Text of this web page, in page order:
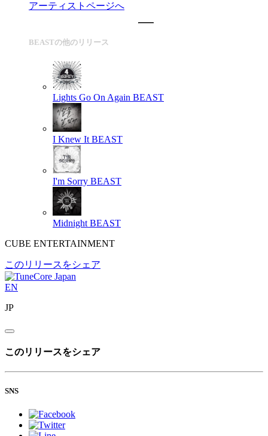
アーティストページへ
BEASTの他のリリース
Lights Go On Again BEAST
I Knew It BEAST
I'm Sorry BEAST
Midnight BEAST
CUBE ENTERTAINMENT
このリリースをシェア
EN
JP
このリリースをシェア
SNS